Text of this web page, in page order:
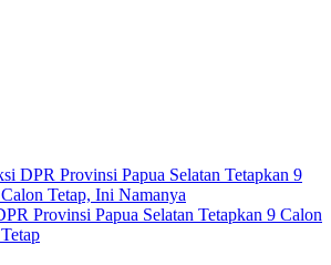
DPR Provinsi Papua Selatan Tetapkan 9
Tetap, Ini Namanya
Provinsi Papua Selatan Tetapkan 9 Calon